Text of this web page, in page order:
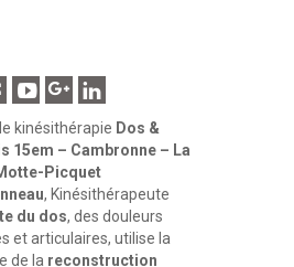
kinésithérapie Dos &
15em – Cambronne – La
Picquet
, Kinésithérapeute
du dos, des douleurs
et articulaires, utilise la
de la reconstruction